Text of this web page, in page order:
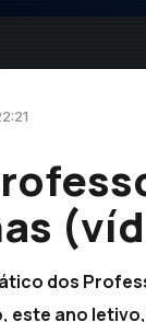
dos
este ano